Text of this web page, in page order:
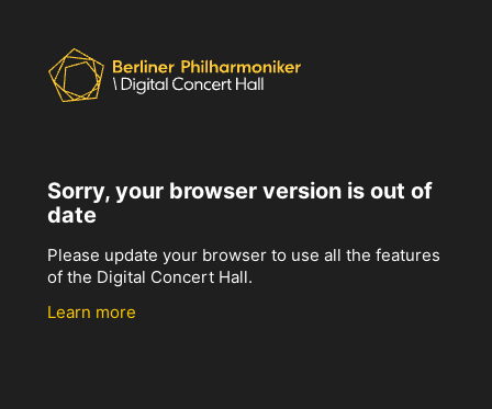
Sorry, your browser version is out of
date
Please update your browser to use all the features
of the Digital Concert Hall.
Learn more